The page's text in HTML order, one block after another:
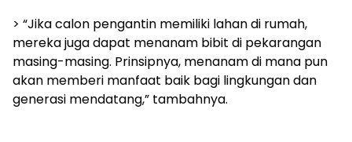
> “Jika calon pengantin memiliki lahan di rumah,
mereka juga dapat menanam bibit di pekarangan
masing-masing. Prinsipnya, menanam di mana pun
akan memberi manfaat baik bagi lingkungan dan
generasi mendatang,” tambahnya.